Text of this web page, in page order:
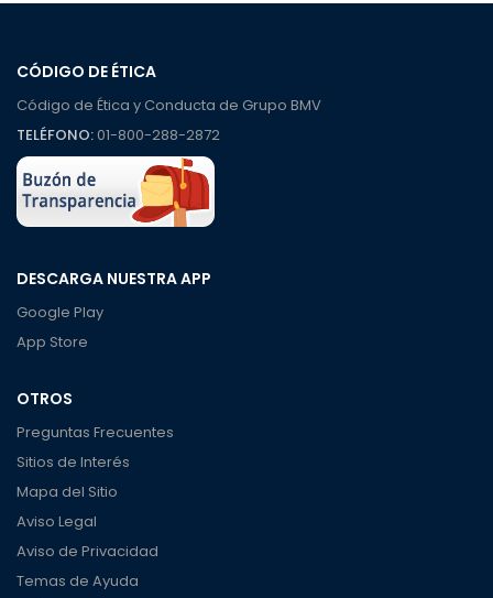
CÓDIGO DE ÉTICA
Código de Ética y Conducta de Grupo BMV
TELÉFONO:01-800-288-2872
DESCARGA NUESTRA APP
Google Play
App Store
OTROS
Preguntas Frecuentes
Sitios de Interés
Mapa del Sitio
Aviso Legal
Aviso de Privacidad
Temas de Ayuda